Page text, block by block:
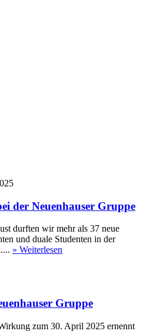
der Neuenhauser Gruppe
durften wir mehr als 37 neue
und duale Studenten in der
» Weiterlesen
Gruppe
zum 30. April 2025 ernennt